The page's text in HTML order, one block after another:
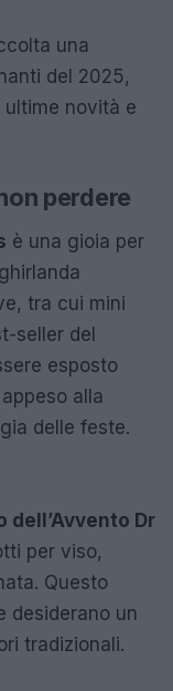
una
del 2025,
novità e
perdere
è una gioia per
tra cui mini
seller del
esposto
alla
delle feste.
dell’Avvento Dr
per viso,
Questo
desiderano un
tradizionali.